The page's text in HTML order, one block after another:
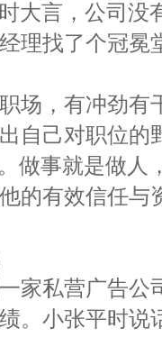
大言，公司
理找了个冠冕
，有冲劲有
自己对职位
做事就是做
的有效信任
私营广告公
。小张平时